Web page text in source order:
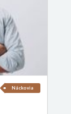
Náckovia